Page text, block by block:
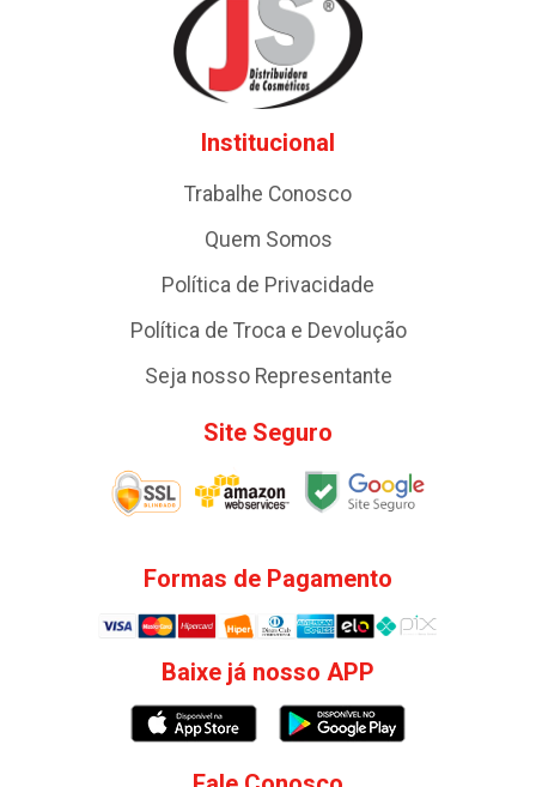
Institucional
Trabalhe Conosco
Quem Somos
Política de Privacidade
Política de Troca e Devolução
Seja nosso Representante
Site Seguro
Formas de Pagamento
Baixe já nosso APP